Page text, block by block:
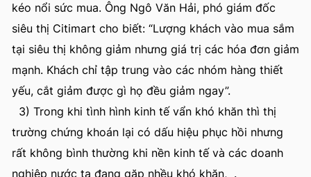
kéo nổi sức mua. Ông Ngô Văn Hải, phó giám đốc
siêu thị Citimart cho biết: “Lượng khách vào mua sắm
tại siêu thị không giảm nhưng giá trị các hóa đơn giảm
mạnh. Khách chỉ tập trung vào các nhóm hàng thiết
yếu, cắt giảm được gì họ đều giảm ngay”.
3) Trong khi tình hình kinh tế vẩn khó khăn thì thị
trường chứng khoán lại có dấu hiệu phục hồi nhưng
rất không bình thường khi nền kinh tế và các doanh
nghiệp nước ta đang gặp nhều khó khăn, .